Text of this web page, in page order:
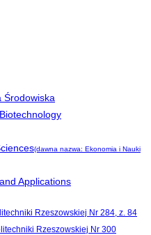
Środowiska
(dawna nazwa: Ekonomia i Nauki
Applications
Rzeszowskiej Nr 284, z. 84
Rzeszowskiej Nr 300